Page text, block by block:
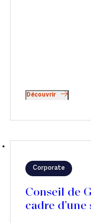
Découvrir
Corporate
Conseil de
cadre